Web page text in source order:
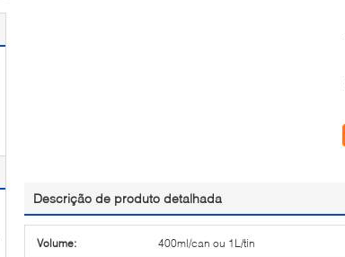
Descrição de produto detalhada
Volume: 400ml/can ou 1L/tin